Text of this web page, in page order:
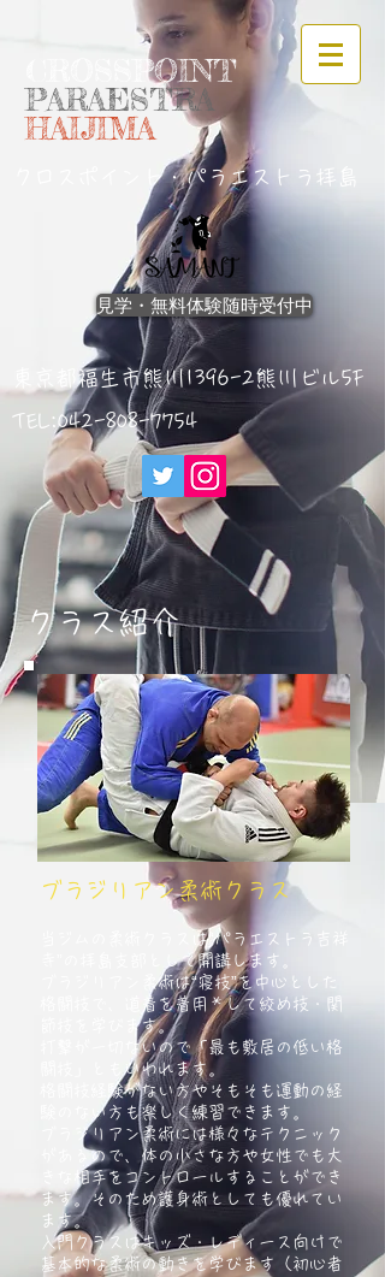
CROSSPOINT
PARAESTRA
HAIJIMA
クロスポイント・パラエストラ拝島
見学・無料体験随時受付中
東京都福生市熊川1396-2熊川ビル5F
TEL:042-808-7754
クラス紹介
ブラジリアン柔術クラス
当ジムの柔術クラスは“パラエストラ吉祥
寺”の拝島支部として開講します。
ブラジリアン柔術は“寝技”を中心とした
格闘技で、道着を着用＊して絞め技・関
節技を学びます。
打撃が一切ないので「最も敷居の低い格
闘技」ともいわれます。
格闘技経験がない方やそもそも運動の経
験のない方も楽しく練習できます。
ブラジリアン柔術には様々なテクニック
があるので、体の小さな方や女性でも大
きな相手をコントロールすることができ
ます。そのため護身術としても優れてい
ます。
入門クラスはキッズ・レディース向けで
基本的な柔術の動きを学びます（初心者